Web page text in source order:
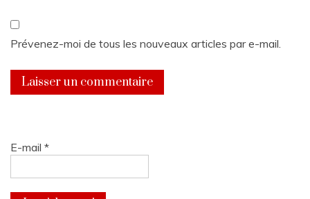
Prévenez-moi de tous les nouveaux articles par e-mail.
E-mail *